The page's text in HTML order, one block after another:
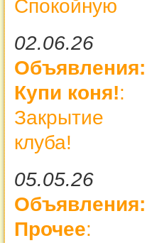
Спокойную
02.06.26
Объявления:
Купи коня!:
Закрытие
клуба!
05.05.26
Объявления:
Прочее: